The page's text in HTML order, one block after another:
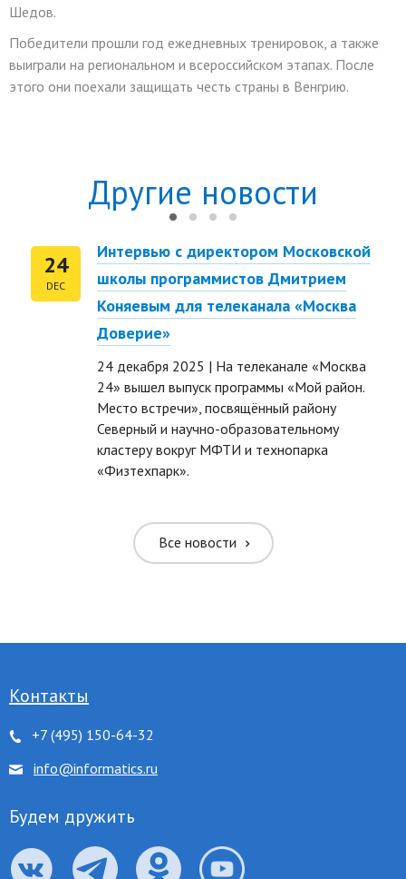
Шедов.
Победители прошли год ежедневных тренировок, а также
выиграли на региональном и всероссийском этапах. После
этого они поехали защищать честь страны в Венгрию.
Другие новости
24
DEC
Интервью с директором Московской
школы программистов Дмитрием
Коняевым для телеканала «Москва
Доверие»
24 декабря 2025 | На телеканале «Москва
24» вышел выпуск программы «Мой район.
Место встречи», посвящённый району
Северный и научно-образовательному
кластеру вокруг МФТИ и технопарка
«Физтехпарк».
Все новости
Контакты
+7 (495) 150-64-32
info@informatics.ru
Будем дружить
размер текста
размер текста
цвета
ссылки